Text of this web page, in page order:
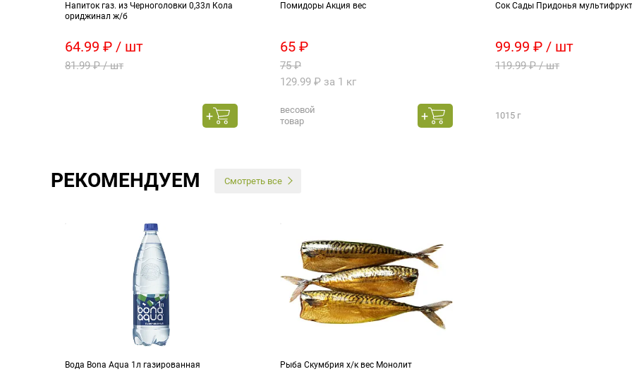
Напиток газ. из Черноголовки 0,33л Кола
ориджинал ж/б
64.99 ₽ / шт
81.99 ₽ / шт
Помидоры Акция вес
65 ₽
75 ₽
129.99 ₽ за 1 кг
весовой
товар
Сок Сады Придонья
99.99 ₽ / шт
119.99 ₽ / шт
1015 г
РЕКОМЕНДУЕМ Смотреть все
Вода Bona Aqua 1л газированная Рыба Скумбрия х/к вес Монолит